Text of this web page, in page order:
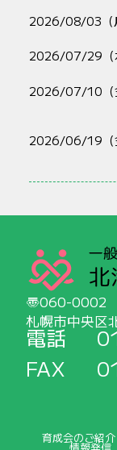
2026/08/03（
2026/07/29（
2026/07/10（
2026/06/19（
060-0002
札幌市中央
電話
FAX
育成会のご紹介
情報発信